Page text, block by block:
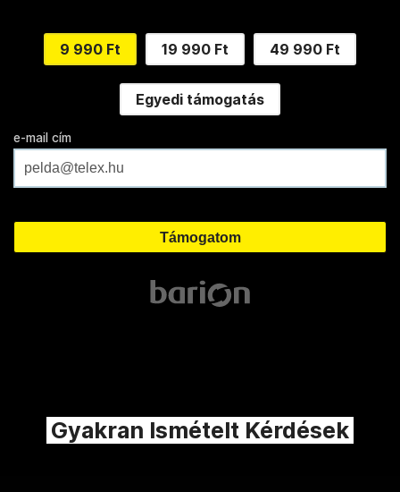
9 990 Ft 19 990 Ft 49 990 Ft
Egyedi támogatás
e-mail cím
Gyakran Ismételt Kérdések